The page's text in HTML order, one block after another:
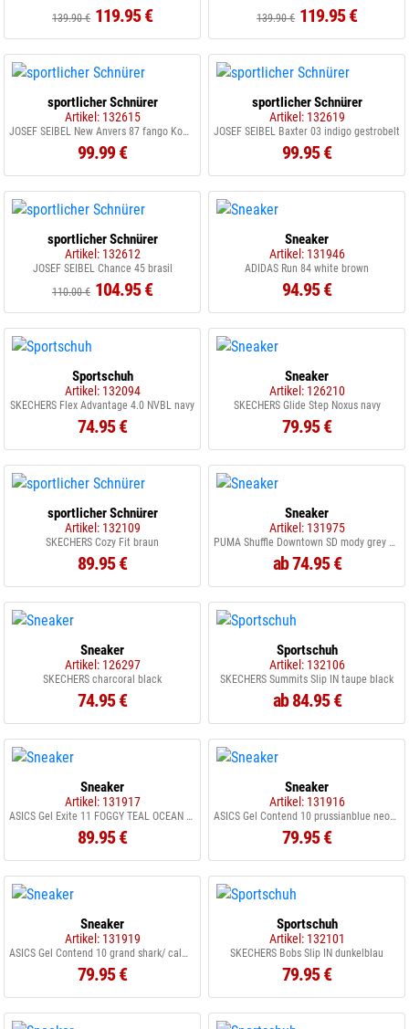
139.90 € 119.95 €
139.90 € 119.95 €
sportlicher Schnürer
Artikel: 132615
JOSEF SEIBEL New Anvers 87 fango Kombi
99.99 €
sportlicher Schnürer
Artikel: 132619
JOSEF SEIBEL Baxter 03 indigo gestrobelt
99.95 €
sportlicher Schnürer
Artikel: 132612
JOSEF SEIBEL Chance 45 brasil
110.00 € 104.95 €
Sneaker
Artikel: 131946
ADIDAS Run 84 white brown
94.95 €
Sportschuh
Artikel: 132094
SKECHERS Flex Advantage 4.0 NVBL navy
74.95 €
Sneaker
Artikel: 126210
SKECHERS Glide Step Noxus navy
79.95 €
sportlicher Schnürer
Artikel: 132109
SKECHERS Cozy Fit braun
89.95 €
Sneaker
Artikel: 131975
PUMA Shuffle Downtown SD mody grey alpin snow
ab 74.95 €
Sneaker
Artikel: 126297
SKECHERS charcoral black
74.95 €
Sportschuh
Artikel: 132106
SKECHERS Summits Slip IN taupe black
ab 84.95 €
Sneaker
Artikel: 131917
ASICS Gel Exite 11 FOGGY TEAL OCEAN HAZE
89.95 €
Sneaker
Artikel: 131916
ASICS Gel Contend 10 prussianblue neon blue
79.95 €
Sneaker
Artikel: 131919
ASICS Gel Contend 10 grand shark/ calm indigo
79.95 €
Sportschuh
Artikel: 132101
SKECHERS Bobs Slip IN dunkelblau
79.95 €